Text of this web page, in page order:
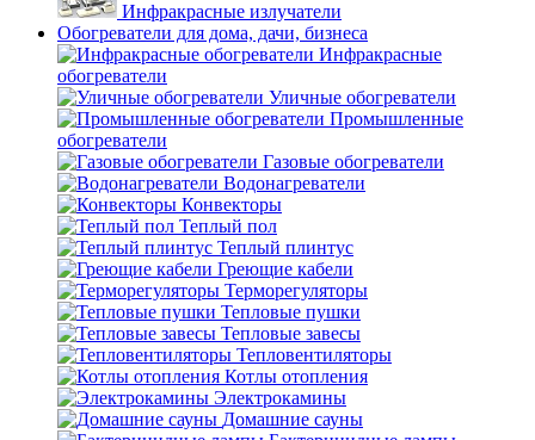
Инфракрасные излучатели
Обогреватели для дома, дачи, бизнеса
Инфракрасные
обогреватели
Уличные обогреватели
Промышленные
обогреватели
Газовые обогреватели
Водонагреватели
Конвекторы
Теплый пол
Теплый плинтус
Греющие кабели
Терморегуляторы
Тепловые пушки
Тепловые завесы
Тепловентиляторы
Котлы отопления
Электрокамины
Домашние сауны